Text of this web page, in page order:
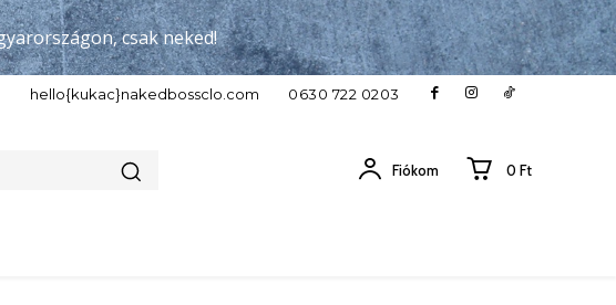
csak neked!
hello{kukac}nakedbossclo.com 0630 722 0203
Fiókom 0 Ft